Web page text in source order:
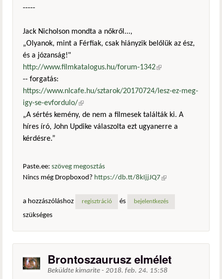
-----
Jack Nicholson mondta a nőkről...,
„Olyanok, mint a Férfiak, csak hiányzik belőlük az ész,
és a józanság!"
http://www.filmkatalogus.hu/forum-1342(külső
-- forgatás:
https://www.nlcafe.hu/sztarok/20170724/lesz-ez-meg-
igy-se-evfordulo/(külső hivatkozás)
„A sértés kemény, de nem a filmesek találták ki. A
híres író, John Updike válaszolta ezt ugyanerre a
kérdésre.”
Paste.ee: szöveg megosztás
Nincs még Dropboxod? https://db.tt/8kIjjJQ7 (külső
a hozzászóláshoz
regisztráció és bejelentkezés
szükséges
Brontoszaurusz elmélet
Beküldte kimarite - 2018. feb. 24. 15:58